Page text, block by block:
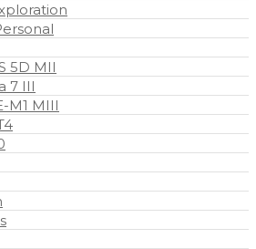
5D MII
7 III
M1 MIII